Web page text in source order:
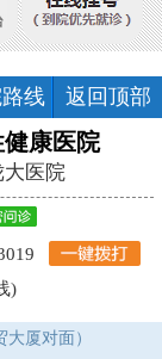
线 返回顶部
康医院
大医院
)
厦对面）